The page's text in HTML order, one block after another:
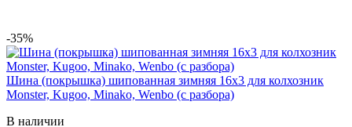
-35%
Шина (покрышка) шипованная зимняя 16x3 для колхозник
Monster, Kugoo, Minako, Wenbo (с разбора)
В наличии